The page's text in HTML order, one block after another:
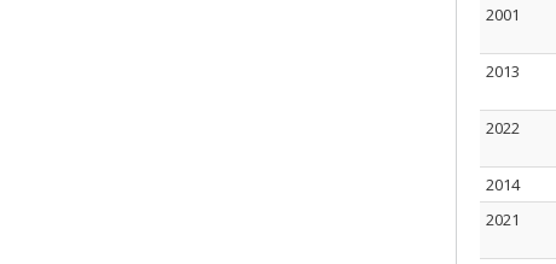
2001
2013
2022
2014
2021